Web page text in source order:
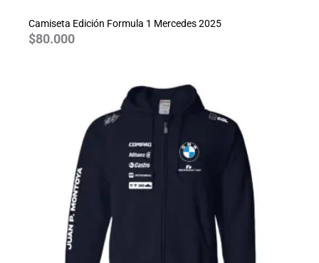
Camiseta Edición Formula 1 Mercedes 2025
$80.000